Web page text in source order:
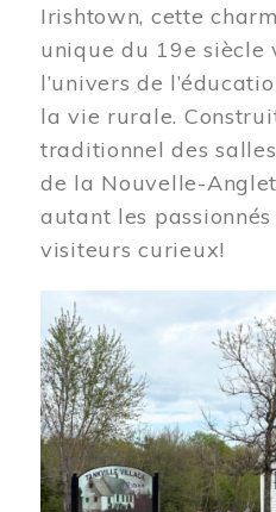
Irishtown, cette
unique du 19e siècle
l’univers de
la vie rurale.
traditionnel des
de la Nouvelle-
autant les
visiteurs curieux!
Image